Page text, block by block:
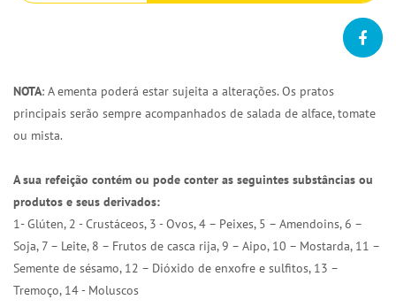
NOTA: A ementa poderá estar sujeita a alterações. Os pratos
principais serão sempre acompanhados de salada de alface, tomate
ou mista.
A sua refeição contém ou pode conter as seguintes substâncias ou
produtos e seus derivados:
1- Glúten, 2 - Crustáceos, 3 - Ovos, 4 – Peixes, 5 – Amendoins, 6 –
Soja, 7 – Leite, 8 – Frutos de casca rija, 9 – Aipo, 10 – Mostarda, 11 –
Semente de sésamo, 12 – Dióxido de enxofre e sulfitos, 13 –
Tremoço, 14 - Moluscos